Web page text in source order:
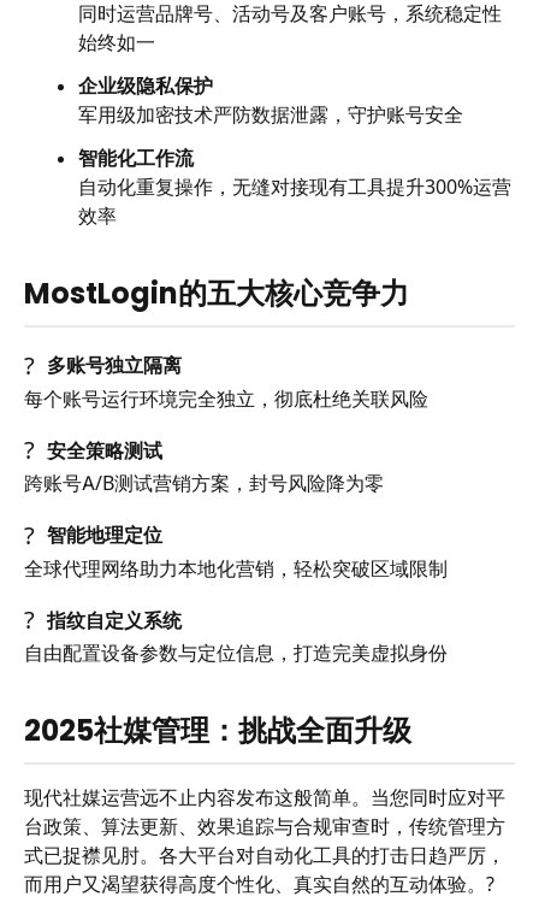
同时运营品牌号、活动号及客户账号，系统稳定性
始终如一
企业级隐私保护
军用级加密技术严防数据泄露，守护账号安全
智能化工作流
自动化重复操作，无缝对接现有工具提升300%运营
效率
MostLogin的五大核心竞争力
? 多账号独立隔离
每个账号运行环境完全独立，彻底杜绝关联风险
? 安全策略测试
跨账号A/B测试营销方案，封号风险降为零
? 智能地理定位
全球代理网络助力本地化营销，轻松突破区域限制
? 指纹自定义系统
自由配置设备参数与定位信息，打造完美虚拟身份
2025社媒管理：挑战全面升级
现代社媒运营远不止内容发布这般简单。当您同时应对平
台政策、算法更新、效果追踪与合规审查时，传统管理方
式已捉襟见肘。各大平台对自动化工具的打击日趋严厉，
而用户又渴望获得高度个性化、真实自然的互动体验。?